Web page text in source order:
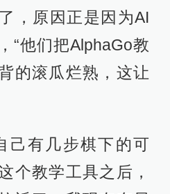
，原因正是因为AI
“他们把AlphaGo教
的滚瓜烂熟，这让
己有几步棋下的可
个教学工具之后，